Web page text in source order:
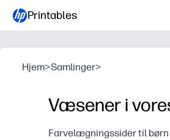
Printables
Hjem>Samlinger>
Væsener i
Farvelægningssider til børn